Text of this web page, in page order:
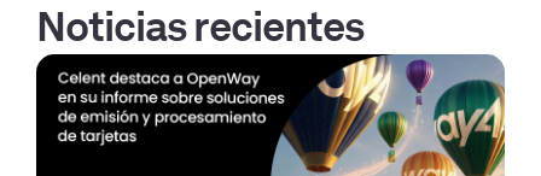
Noticias recientes